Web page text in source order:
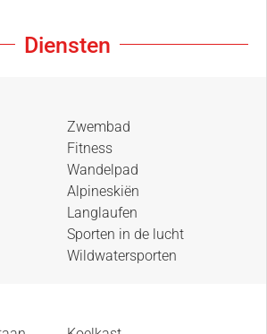
Diensten
Zwembad
Fitness
Wandelpad
Alpineskiën
Langlaufen
Sporten in de lucht
Wildwatersporten